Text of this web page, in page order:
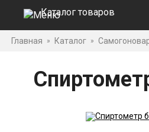
Каталог товаров
Главная » Каталог »